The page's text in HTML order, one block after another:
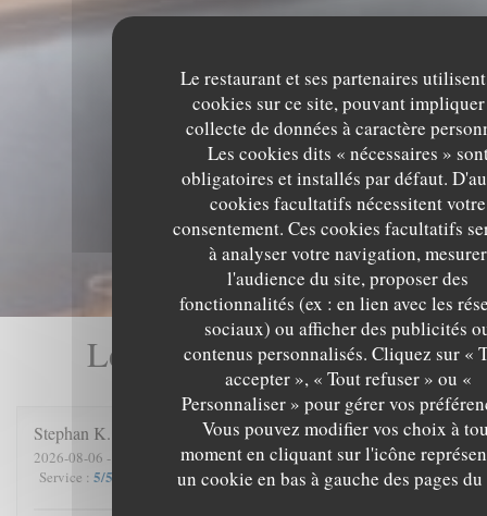
Le restaurant et ses partenaires
cookies sur ce site, pouvant
collecte de données à caractère
Les cookies dits « nécessaires »
obligatoires et installés par défaut.
cookies facultatifs nécessitent votre
consentement. Ces cookies facultatifs
à analyser votre navigation, mesurer
l'audience du site, proposer des
fonctionnalités (ex : en lien avec les
sociaux) ou afficher des publicités
contenus personnalisés. Cliquez sur «
accepter », « Tout refuser » ou «
Personnaliser » pour gérer vos
Vous pouvez modifier vos choix à
moment en cliquant sur l'icône
un cookie en bas à gauche des pages
Les avis de nos clients
Stephan K
2026-08-06 - 18:45 - Couverts 4
Service : 5/5 Ambiance: 3 /5 Cuisine:4 /5 Qualité / Prix: 4/5